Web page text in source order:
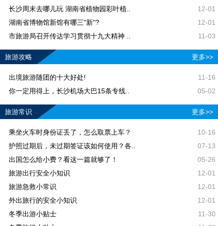
长沙周末去哪儿玩 湖南省植物园彩叶植..
12-01
湖南省博物馆新馆有哪三"新"?
12-01
市旅游局召开传达学习贯彻十九大精神 ..
11-03
旅游攻略 更多>>
出境旅游随团的十大好处!
11-16
你一定用得上，长沙机场大巴15条专线..
05-02
旅游常识 更多>>
乘坐火车时身份证丢了，怎么取票上车？
10-16
护照过期后，未过期签证该如何使用？各..
07-13
出国怎么给小费？看这一篇就够了！
05-26
旅游出行安全小知识
12-01
旅游急救小常识
12-01
外出旅行的安全小知识
12-01
冬季出游小贴士
11-30